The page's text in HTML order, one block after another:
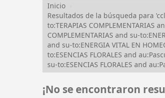
Inicio
Resultados de la búsqueda para
to:TERAPIAS COMPLEMENTARIAS
COMPLEMENTARIAS and su-
and su-to:ENERGIA VITAL EN
to:ESENCIAS FLORALES and
su-to:ESENCIAS FLORALES and
¡No se encontraron